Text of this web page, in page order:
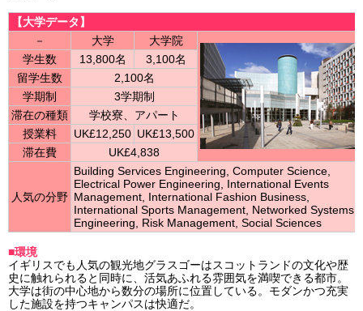
【大学データ】
－
大学
大学院
学生数
13,800名
3,100名
留学生数
2,100名
学期制
3学期制
滞在の種類
学校寮、アパート
授業料
UK£12,250 UK£13,500
滞在費
UK£4,838
人気の分野
Building Services Engineering, Computer Science,
Electrical Power Engineering, International Events
Management, International Fashion Business,
International Sports Management, Networked Systems
Engineering, Risk Management, Social Sciences
■環境
イギリスでも人気の観光地グラスゴーはスコットランドの文化や歴
史に触れられると同時に、活気あふれる雰囲気を満喫できる都市。
大学は街の中心地から数分の場所に位置している。モダンかつ充実
した施設を持つキャンパスは快適だ。